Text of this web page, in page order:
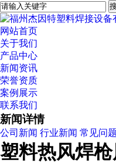
网站首页
关于我们
产品中心
新闻资讯
荣誉资质
案例展示
联系我们
新闻详情
公司新闻 行业新闻 常见问题
塑料热风焊